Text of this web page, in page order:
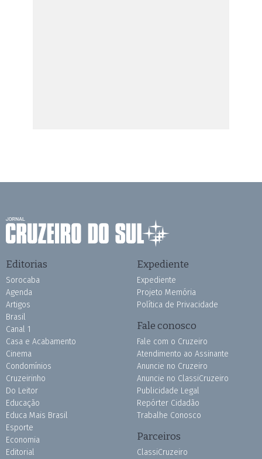
Editorias
Sorocaba
Agenda
Artigos
Brasil
Canal 1
Casa e Acabamento
Cinema
Condomínios
Cruzeirinho
Do Leitor
Educação
Educa Mais Brasil
Esporte
Economia
Editorial
Expediente
Expediente
Projeto Memória
Política de Privacidade
Fale conosco
Fale com o Cruzeiro
Atendimento ao Assinante
Anuncie no Cruzeiro
Anuncie no ClassiCruzeiro
Publicidade Legal
Repórter Cidadão
Trabalhe Conosco
Parceiros
ClassiCruzeiro